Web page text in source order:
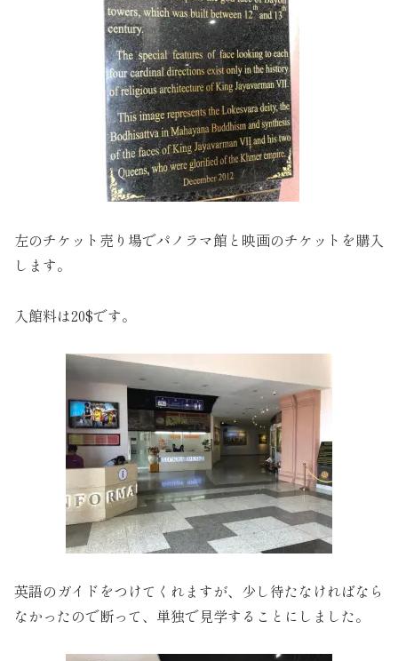
左のチケット売り場でパノラマ館と映画のチケットを購入
します。
入館料は20$です。
英語のガイドをつけてくれますが、少し待たなければなら
なかったので断って、単独で見学することにしました。